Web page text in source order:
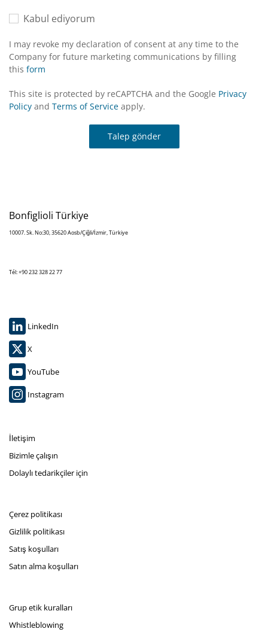
Kabul ediyorum
I may revoke my declaration of consent at any time to the
Company for future marketing communications by filling
this form
This site is protected by reCAPTCHA and the Google Privacy
Policy and Terms of Service apply.
Talep gönder
Bonfiglioli Türkiye
10007. Sk. No:30, 35620 Aosb/Çiğli/İzmir, Türkiye
Tél: +90 232 328 22 77
LinkedIn
X
YouTube
Instagram
İletişim
Bizimle çalışın
Dolaylı tedarikçiler için
Çerez politikası
Gizlilik politikası
Satış koşulları
Satın alma koşulları
Grup etik kuralları
Whistleblowing